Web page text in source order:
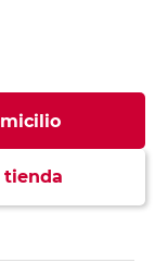
tienda